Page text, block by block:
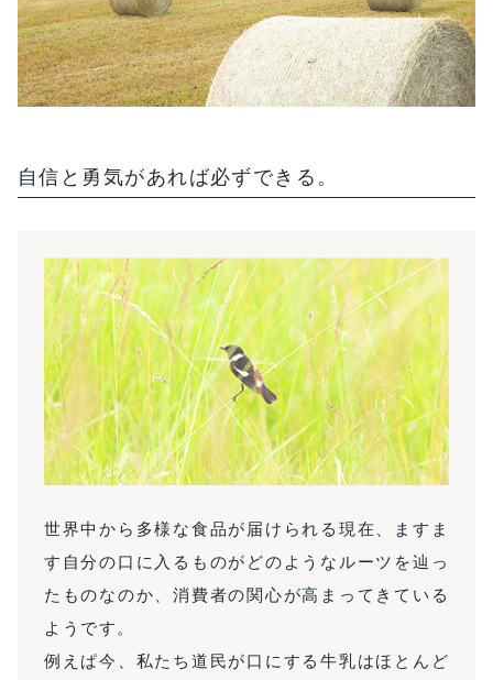
自信と勇気があれば必ずできる。
世界中から多様な食品が届けられる現在、ますま
す自分の口に入るものがどのようなルーツを辿っ
たものなのか、消費者の関心が高まってきている
ようです。
例えぱ今、私たち道民が口にする牛乳はほとんど